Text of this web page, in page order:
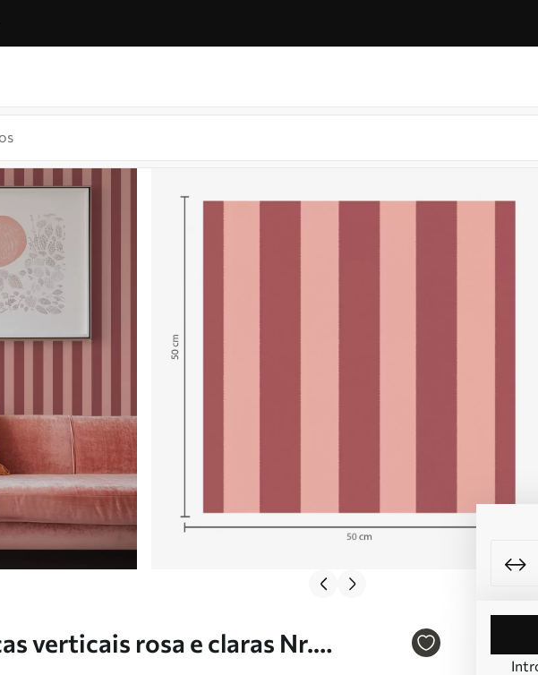
verticais rosa e claras Nr.